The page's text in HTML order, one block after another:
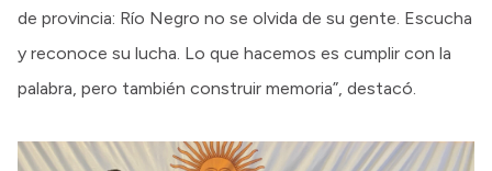
de provincia: Río Negro no se olvida de su gente. Escucha
y reconoce su lucha. Lo que hacemos es cumplir con la
palabra, pero también construir memoria”, destacó.